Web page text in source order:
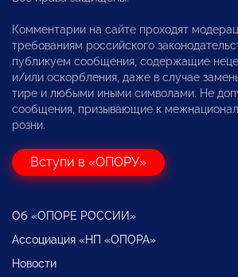
Комментарии на сайте проходят
требованиям российского
публикуем сообщения, содержащие
и/или оскорбления, даже в случае
тире и любыми иными символами. Не
сообщения, призывающие к
розни.
Вступи в «ОПОРУ»
Об «ОПОРЕ РОССИИ»
Ассоциация «НП «ОПОРА»
Новости